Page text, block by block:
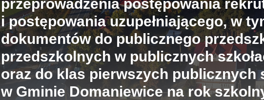
przeprowadzenia postępowania
i postępowania uzupełniającego, w
dokumentów do publicznego
przedszkolnych w publicznych
oraz do klas pierwszych publicznych
w Gminie Domaniewice na rok